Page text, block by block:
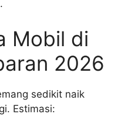
Mobil di
2026
sedikit naik
Estimasi: